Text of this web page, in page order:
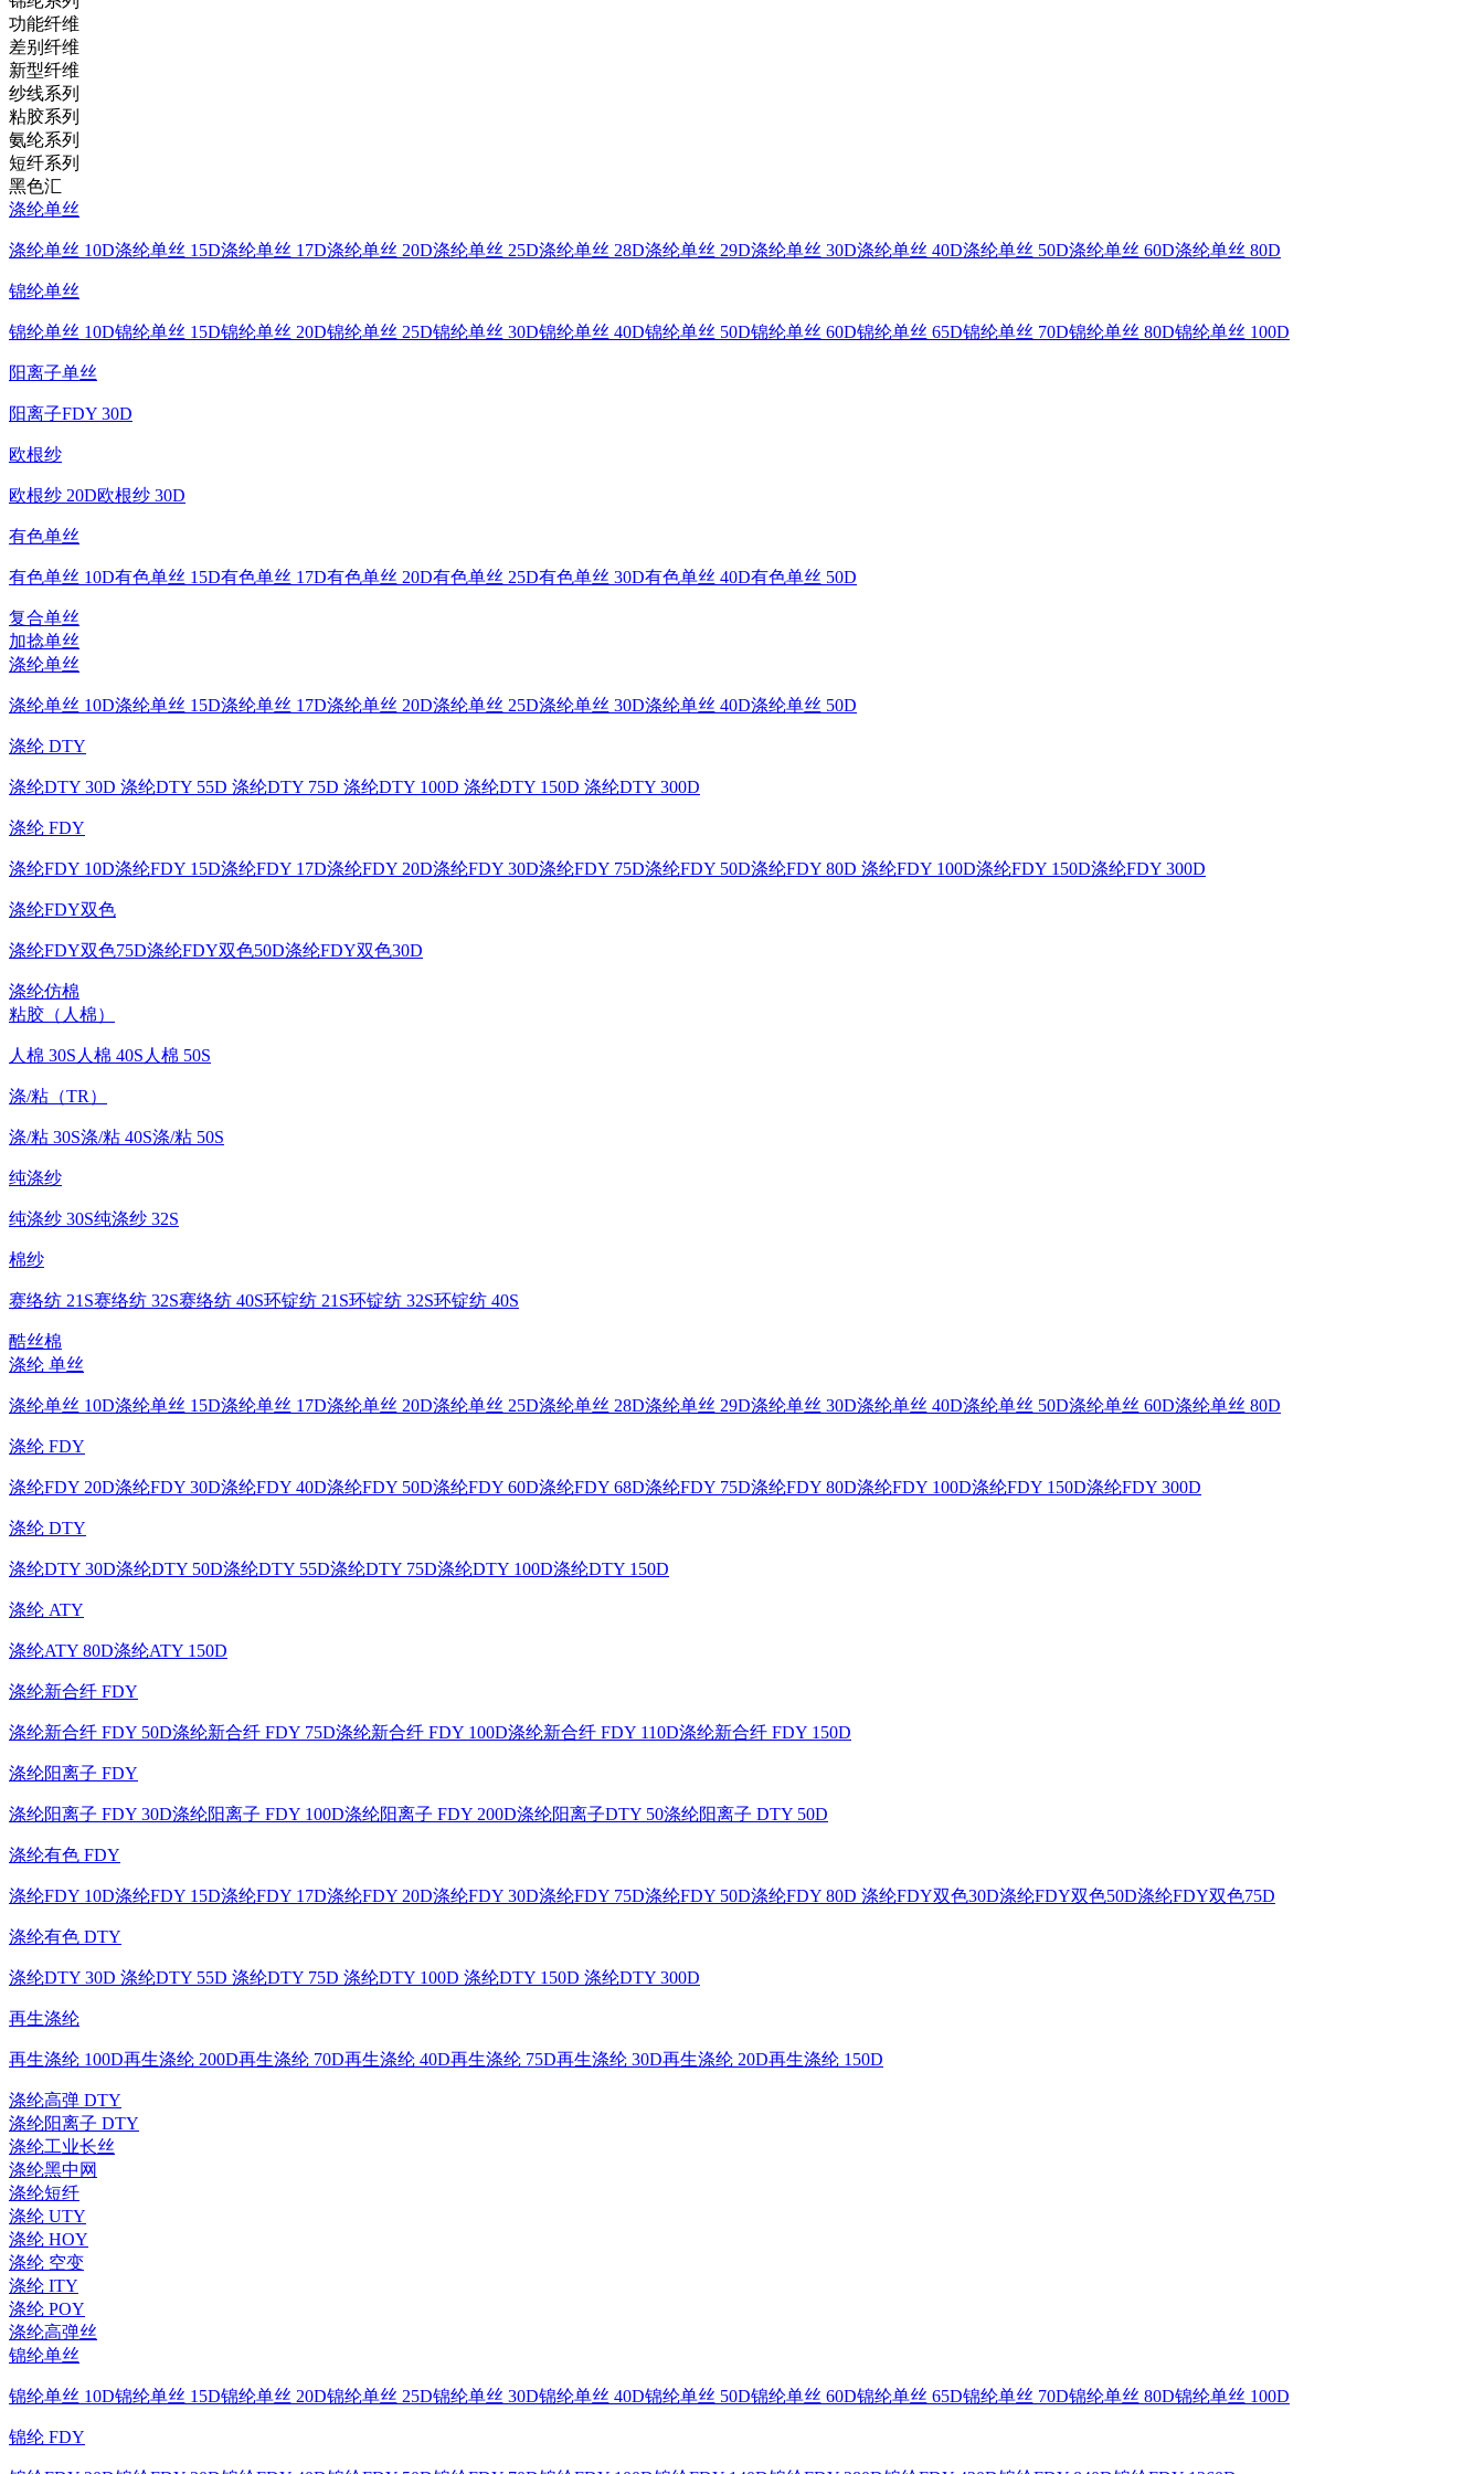
功能纤维
差别纤维
新型纤维
纱线系列
粘胶系列
氨纶系列
短纤系列
黑色汇
涤纶单丝
涤纶单丝 10D涤纶单丝 15D涤纶单丝 17D涤纶单丝 20D涤纶单丝 25D涤纶单丝 28D涤纶单丝 29D涤纶单丝 30D涤纶单丝 40D涤纶单丝 50D涤纶单丝 60D涤纶单丝 80D
锦纶单丝
锦纶单丝 10D锦纶单丝 15D锦纶单丝 20D锦纶单丝 25D锦纶单丝 30D锦纶单丝 40D锦纶单丝 50D锦纶单丝 60D锦纶单丝 65D锦纶单丝 70D锦纶单丝 80D锦纶单丝 100D
阳离子单丝
阳离子FDY 30D
欧根纱
欧根纱 20D欧根纱 30D
有色单丝
有色单丝 10D有色单丝 15D有色单丝 17D有色单丝 20D有色单丝 25D有色单丝 30D有色单丝 40D有色单丝 50D
复合单丝
加捻单丝
涤纶单丝
涤纶单丝 10D涤纶单丝 15D涤纶单丝 17D涤纶单丝 20D涤纶单丝 25D涤纶单丝 30D涤纶单丝 40D涤纶单丝 50D
涤纶 DTY
涤纶DTY 30D 涤纶DTY 55D 涤纶DTY 75D 涤纶DTY 100D 涤纶DTY 150D 涤纶DTY 300D
涤纶 FDY
涤纶FDY 10D涤纶FDY 15D涤纶FDY 17D涤纶FDY 20D涤纶FDY 30D涤纶FDY 75D涤纶FDY 50D涤纶FDY 80D 涤纶FDY 100D涤纶FDY 150D涤纶FDY 300D
涤纶FDY双色
涤纶FDY双色75D涤纶FDY双色50D涤纶FDY双色30D
涤纶仿棉
粘胶（人棉）
人棉 30S 人棉 40S 人棉 50S
涤/粘（TR）
涤/粘 30S涤/粘 40S涤/粘 50S
纯涤纱
纯涤纱 30S纯涤纱 32S
棉纱
赛络纺 21S赛络纺 32S赛络纺 40S环锭纺 21S环锭纺 32S环锭纺 40S
酷丝棉
涤纶 单丝
涤纶单丝 10D涤纶单丝 15D涤纶单丝 17D涤纶单丝 20D涤纶单丝 25D涤纶单丝 28D涤纶单丝 29D涤纶单丝 30D涤纶单丝 40D涤纶单丝 50D涤纶单丝 60D涤纶单丝 80D
涤纶 FDY
涤纶FDY 20D涤纶FDY 30D涤纶FDY 40D涤纶FDY 50D涤纶FDY 60D涤纶FDY 68D涤纶FDY 75D涤纶FDY 80D涤纶FDY 100D涤纶FDY 150D涤纶FDY 300D
涤纶 DTY
涤纶DTY 30D涤纶DTY 50D涤纶DTY 55D涤纶DTY 75D涤纶DTY 100D涤纶DTY 150D
涤纶 ATY
涤纶ATY 80D涤纶ATY 150D
涤纶新合纤 FDY
涤纶新合纤 FDY 50D涤纶新合纤 FDY 75D涤纶新合纤 FDY 100D涤纶新合纤 FDY 110D涤纶新合纤 FDY 150D
涤纶阳离子 FDY
涤纶阳离子 FDY 30D涤纶阳离子 FDY 100D涤纶阳离子 FDY 200D涤纶阳离子DTY 50涤纶阳离子 DTY 50D
涤纶有色 FDY
涤纶FDY 10D涤纶FDY 15D涤纶FDY 17D涤纶FDY 20D涤纶FDY 30D涤纶FDY 75D涤纶FDY 50D涤纶FDY 80D 涤纶FDY双色30D涤纶FDY双色50D涤纶FDY双色75D
涤纶有色 DTY
涤纶DTY 30D 涤纶DTY 55D 涤纶DTY 75D 涤纶DTY 100D 涤纶DTY 150D 涤纶DTY 300D
再生涤纶
再生涤纶 100D再生涤纶 200D再生涤纶 70D再生涤纶 40D再生涤纶 75D再生涤纶 30D再生涤纶 20D再生涤纶 150D
涤纶高弹 DTY
涤纶阳离子 DTY
涤纶工业长丝
涤纶黑中网
涤纶短纤
涤纶 UTY
涤纶 HOY
涤纶 空变
涤纶 ITY
涤纶 POY
涤纶高弹丝
锦纶单丝
锦纶单丝 10D锦纶单丝 15D锦纶单丝 20D锦纶单丝 25D锦纶单丝 30D锦纶单丝 40D锦纶单丝 50D锦纶单丝 60D锦纶单丝 65D锦纶单丝 70D锦纶单丝 80D锦纶单丝 100D
锦纶 FDY